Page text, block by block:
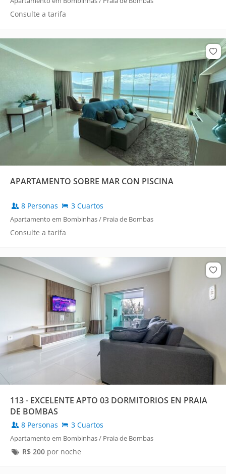
Consulte a tarifa
APARTAMENTO SOBRE MAR CON PISCINA
8 Personas 3 Cuartos
Apartamento em Bombinhas / Praia de Bombas
Consulte a tarifa
113 - EXCELENTE APTO 03 DORMITORIOS EN PRAIA
DE BOMBAS
8 Personas 3 Cuartos
Apartamento em Bombinhas / Praia de Bombas
R$ 200por noche